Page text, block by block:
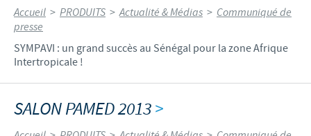
Accueil > PRODUITS > Actualité & Médias > Communiqué de
presse
SYMPAVI : un grand succès au Sénégal pour la zone Afrique
Intertropicale !
SALON PAMED 2013>